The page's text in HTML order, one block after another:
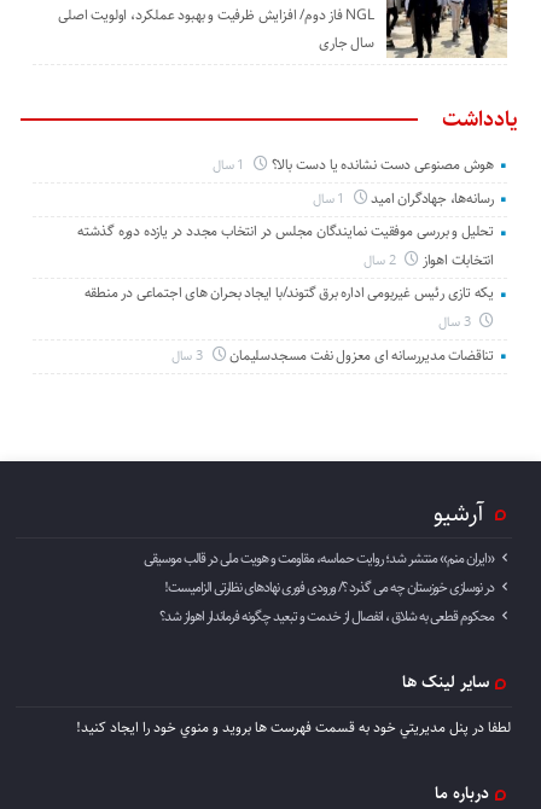
NGL فاز دوم/ افزایش ظرفیت و بهبود عملکرد، اولویت اصلی
سال جاری
یادداشت
هوش مصنوعی دست نشانده یا دست بالا؟
رسانه‌ها، جهادگران امید
تحلیل و بررسی موفقیت نمایندگان مجلس در انتخاب مجدد در یازده دوره گذشته
انتخابات اهواز
2 سال
یکه تازی رئیس غیربومی اداره برق گتوند/با ایجاد بحران های اجتماعی در منطقه
3 سال
تناقضات مدیررسانه ای معزول نفت مسجدسلیمان 3 سال
آرشیو
«ایران منم» منتشر شد؛ روایت حماسه، مقاومت و هویت ملی در قالب موسیقی
در نوسازی خوزستان چه می گذرد ؟/ ورودی فوری نهادهای نظارتی الزامیست!
محکوم قطعی به شلاق ، انفصال از خدمت و تبعید چگونه فرماندار اهواز شد؟
سایر لینک ها
لطفا در پنل مديريتي خود به قسمت فهرست ها برويد و منوي خود را ايجاد كنيد!
درباره ما